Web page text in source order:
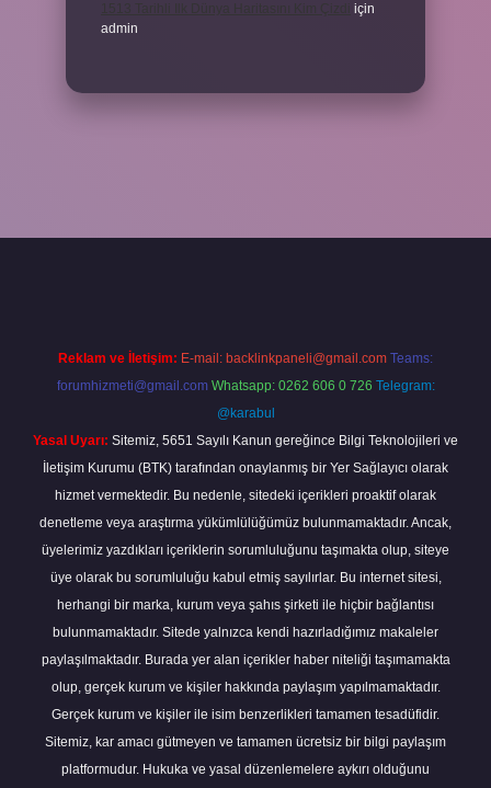
için
admin
Reklam ve İletişim: E-mail: backlinkpaneli@gmail.com Teams:
forumhizmeti@gmail.com Whatsapp: 0262 606 0 726 Telegram:
@karabul
Yasal Uyarı: Sitemiz, 5651 Sayılı Kanun gereğince Bilgi Teknolojileri ve
İletişim Kurumu (BTK) tarafından onaylanmış bir Yer Sağlayıcı olarak
hizmet vermektedir. Bu nedenle, sitedeki içerikleri proaktif olarak
denetleme veya araştırma yükümlülüğümüz bulunmamaktadır. Ancak,
üyelerimiz yazdıkları içeriklerin sorumluluğunu taşımakta olup, siteye
üye olarak bu sorumluluğu kabul etmiş sayılırlar. Bu internet sitesi,
herhangi bir marka, kurum veya şahıs şirketi ile hiçbir bağlantısı
bulunmamaktadır. Sitede yalnızca kendi hazırladığımız makaleler
paylaşılmaktadır. Burada yer alan içerikler haber niteliği taşımamakta
olup, gerçek kurum ve kişiler hakkında paylaşım yapılmamaktadır.
Gerçek kurum ve kişiler ile isim benzerlikleri tamamen tesadüfidir.
Sitemiz, kar amacı gütmeyen ve tamamen ücretsiz bir bilgi paylaşım
platformudur. Hukuka ve yasal düzenlemelere aykırı olduğunu